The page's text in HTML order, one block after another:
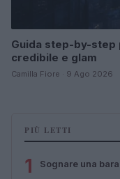
Guida step-by-step
credibile e glam
Camilla Fiore · 9 Ago 2026
PIÙ LETTI
1 Sognare una